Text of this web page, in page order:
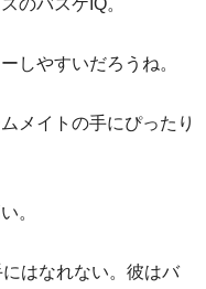
しやすいだろうね。
メイトの手にぴったり
。
はなれない。彼はバ